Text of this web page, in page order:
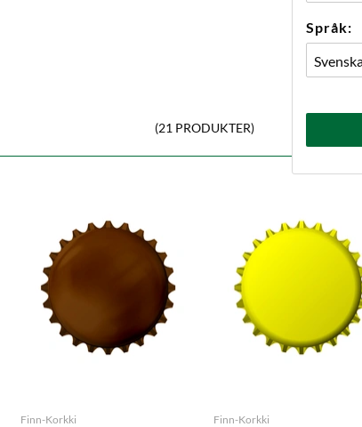
Språk:
(21 PRODUKTER)
Finn-Korkki Finn-Korkki